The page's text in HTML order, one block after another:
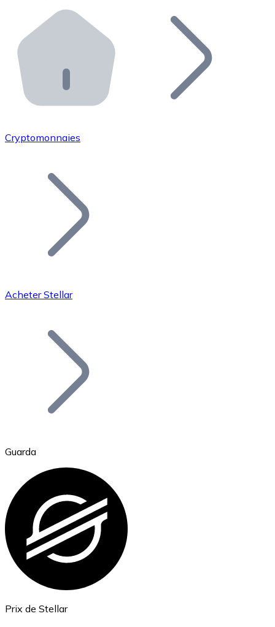
Distributeurs automatiques Bitnovo
Intégrez un ATM Bitnovo dans votre entreprise et
API Bitnovo
Intégrez notre API dans votre écosystème.
Rejoignez notre réseau de distributeurs et
Ajoutez le token de votre projet à notre service
Bitcoin
Ethereum
ETH
Cryptomonnaies
Acheter Stellar
Guarda
Prix de Stellar